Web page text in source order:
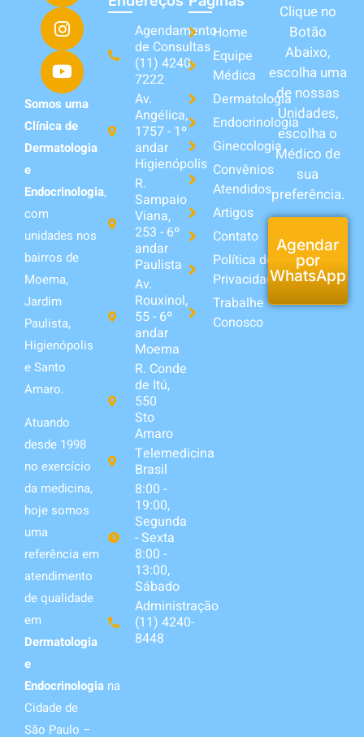
Somos uma
Clínica de
Dermatologia
e
Endocrinologia,
com
unidades nos
bairros de
Moema,
Jardim
Paulista,
Higienópolis
e Santo
Amaro.
Atuando
desde 1998
no exercício
da medicina,
hoje somos
uma
referência em
atendimento
de qualidade
em
Dermatologia
e
Endocrinologia na
Cidade de
São Paulo –
Agendamento
de Consultas
(11) 4240-
7222
Av.
Angélica,
1757 - 1º
andar
Higienópolis
R.
Sampaio
Viana,
253 - 6º
andar
Paulista
Av.
Rouxinol,
55 - 6º
andar
Moema
R. Conde
de Itú,
550
Sto
Amaro
Telemedicina
Brasil
8:00 -
19:00,
Segunda
- Sexta
8:00 -
13:00,
Sábado
Administração
(11) 4240-
8448
Home
Equipe
Médica
Dermatologia
Endocrinologia
Ginecologia
Convênios
Atendidos
Artigos
Contato
Política de
Privacidade
Trabalhe
Conosco
Clique no
Botão
Abaixo,
escolha uma
de nossas
Unidades,
escolha o
Médico de
sua
preferência.
Agendar
por
WhatsApp